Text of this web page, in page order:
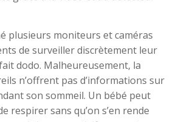
plusieurs moniteurs et caméras
de surveiller discrètement leur
dodo. Malheureusement, la
n’offrent pas d’informations sur
son sommeil. Un bébé peut
respirer sans qu’on s’en rende